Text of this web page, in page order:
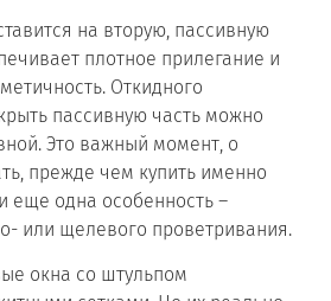
на вторую, пассивную
плотное прилегание и
Откидного
пассивную часть можно
Это важный момент, о
прежде чем купить именно
еще одна особенность –
или щелевого проветривания.
окна со штульпом